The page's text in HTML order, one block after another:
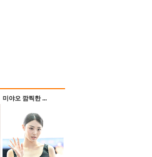
미야오 깜찍한 ...